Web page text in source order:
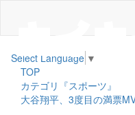
Select Language ▼
TOP
カテゴリ『スポーツ』
大谷翔平、3度目の満票